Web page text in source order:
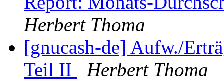
Herbert Thoma
[gnucash-de] Aufw./
Teil II
Herbert Thoma